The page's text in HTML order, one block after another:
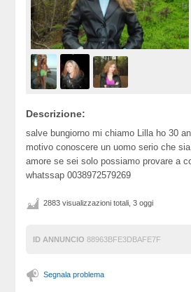
Descrizione:
salve bungiorno mi chiamo Lilla ho 30
motivo conoscere un uomo serio che
amore se sei solo possiamo provare a
whatssap 0038972579269
2883 visualizzazioni totali, 3 oggi
ID ANNUNCIO 88963BFE3DBAFE7F
Segnala problema